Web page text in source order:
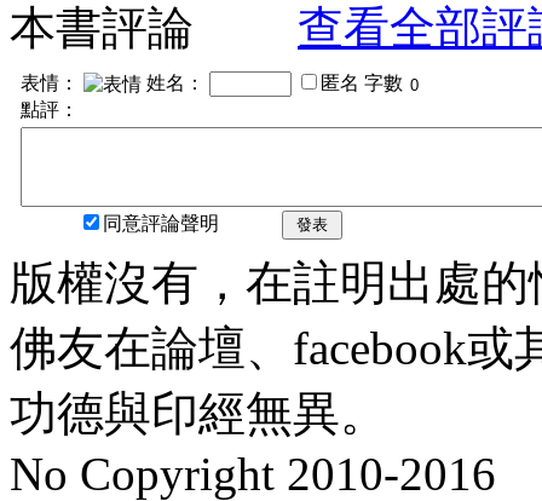
本書評論
查看全部評
表情： 姓名： 匿名 字數
點評：
同意評論聲明 發表
版權沒有，在註明出處
佛友在論壇、facebook
功德與印經無異。
No Copyright 2010-2016